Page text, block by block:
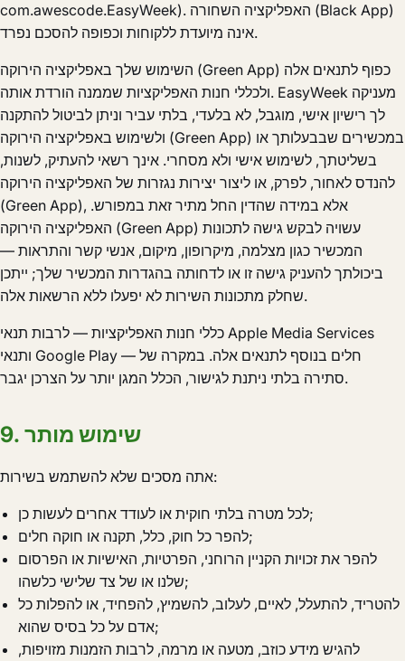
com.awescode.EasyWeek). האפליקציה השחורה (Black App)
אינה מיועדת ללקוחות וכפופה להסכם נפרד.
השימוש שלך באפליקציה הירוקה (Green App) כפוף לתנאים אלה
ולכללי חנות האפליקציות שממנה הורדת אותה. EasyWeek מעניקה
לך רישיון אישי, מוגבל, לא בלעדי, בלתי עביר וניתן לביטול להתקנה
ולשימוש באפליקציה הירוקה (Green App) במכשירים שבבעלותך או
בשליטתך, לשימוש אישי ולא מסחרי. אינך רשאי להעתיק, לשנות,
להנדס לאחור, לפרק, או ליצור יצירות נגזרות של האפליקציה הירוקה
(Green App), אלא במידה שהדין החל מתיר זאת במפורש.
האפליקציה הירוקה (Green App) עשויה לבקש גישה לתכונות
המכשיר כגון מצלמה, מיקרופון, מיקום, אנשי קשר והתראות —
ביכולתך להעניק גישה זו או לדחותה בהגדרות המכשיר שלך; ייתכן
שחלק מתכונות השירות לא יפעלו ללא הרשאות אלה.
כללי חנות האפליקציות — לרבות תנאי Apple Media Services
ותנאי Google Play — חלים בנוסף לתנאים אלה. במקרה של
סתירה בלתי ניתנת לגישור, הכלל המגן יותר על הצרכן יגבר.
9. שימוש מותר
אתה מסכים שלא להשתמש בשירות:
לכל מטרה בלתי חוקית או לעודד אחרים לעשות כן;
להפר כל חוק, כלל, תקנה או חוקה חלים;
להפר את זכויות הקניין הרוחני, הפרטיות, האישיות או הפרסום
שלנו או של צד שלישי כלשהו;
להטריד, להתעלל, לאיים, לעלוב, להשמיץ, להפחיד, או להפלות כל
אדם על כל בסיס שהוא;
להגיש מידע כוזב, מטעה או מרמה, לרבות הזמנות מזויפות,